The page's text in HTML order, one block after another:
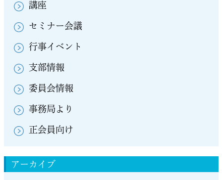
講座
セミナー会議
行事イベント
支部情報
委員会情報
事務局より
正会員向け
アーカイブ